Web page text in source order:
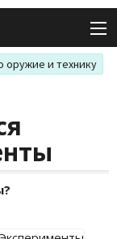
оружие и технику